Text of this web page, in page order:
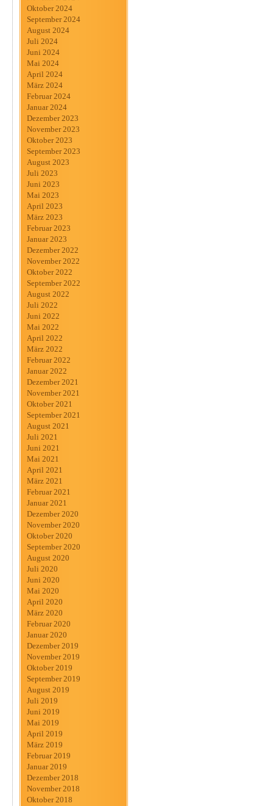
Oktober 2024
September 2024
August 2024
Juli 2024
Juni 2024
Mai 2024
April 2024
März 2024
Februar 2024
Januar 2024
Dezember 2023
November 2023
Oktober 2023
September 2023
August 2023
Juli 2023
Juni 2023
Mai 2023
April 2023
März 2023
Februar 2023
Januar 2023
Dezember 2022
November 2022
Oktober 2022
September 2022
August 2022
Juli 2022
Juni 2022
Mai 2022
April 2022
März 2022
Februar 2022
Januar 2022
Dezember 2021
November 2021
Oktober 2021
September 2021
August 2021
Juli 2021
Juni 2021
Mai 2021
April 2021
März 2021
Februar 2021
Januar 2021
Dezember 2020
November 2020
Oktober 2020
September 2020
August 2020
Juli 2020
Juni 2020
Mai 2020
April 2020
März 2020
Februar 2020
Januar 2020
Dezember 2019
November 2019
Oktober 2019
September 2019
August 2019
Juli 2019
Juni 2019
Mai 2019
April 2019
März 2019
Februar 2019
Januar 2019
Dezember 2018
November 2018
Oktober 2018